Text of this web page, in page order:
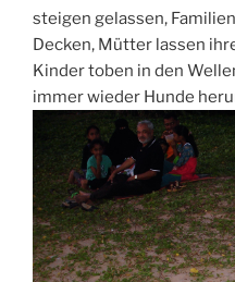
steigen gelassen,
Decken, Mütter lassen
Kinder toben in den
immer wieder Hunde